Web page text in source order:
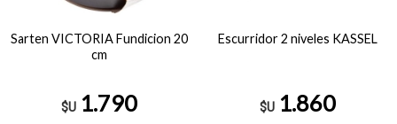
Sarten VICTORIA Fundicion 20
cm
$U 1.790
Escurridor 2 niveles KASSEL
$U 1.860